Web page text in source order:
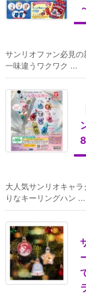
サンリオファン必見
一味違うワクワク ...
大人気サンリオキャ
りなキーリングハン ...